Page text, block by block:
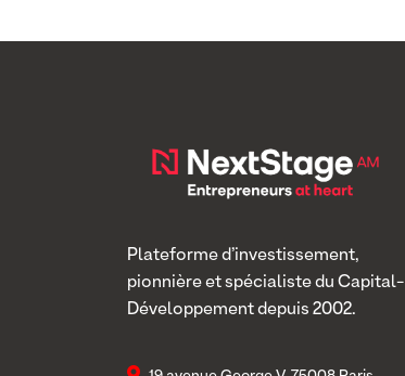
Plateforme d’investissement,
pionnière et spécialiste du Capital-
Développement depuis 2002.